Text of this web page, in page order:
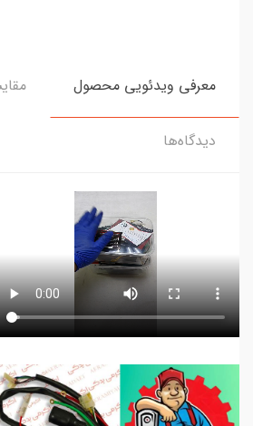
معرفی ویدئویی محصول
دیدگاه‌ها